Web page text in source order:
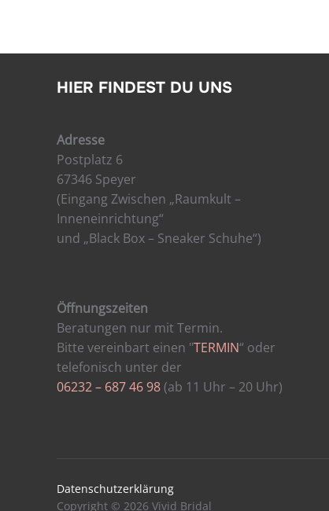
HIER FINDEST DU UNS
Adresse
Postplatz 6
67346 Speyer
(Eingang Zwischen „Raumkult –
Inneneinrichtung“
und „Black Box – Sneaker Schuhe“)
Öffnungszeiten
Beratungen nur mit Termin.
Bitte vereinbart einen "TERMIN“ oder
telefonisch unter der
06232 – 687 46 98(ab 11 Uhr – 20 Uhr)
Datenschutzerklärung
Copyright © 2026 Vivid Bridal